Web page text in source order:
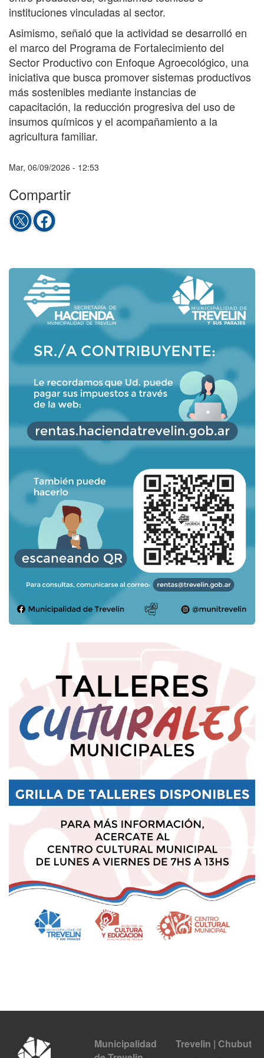
instituciones vinculadas al sector.
Asimismo, señaló que la actividad se desarrolló en
el marco del Programa de Fortalecimiento del
Sector Productivo con Enfoque Agroecológico, una
iniciativa que busca promover sistemas productivos
más sostenibles mediante instancias de
capacitación, la reducción progresiva del uso de
insumos químicos y el acompañamiento a la
agricultura familiar.
Mar, 06/09/2026 - 12:53
Compartir
Municipalidad
Trevelin | Chubut